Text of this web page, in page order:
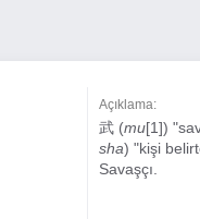
Açıklama:
武 (mu[1])
sha) "kişi
Savaşçı.